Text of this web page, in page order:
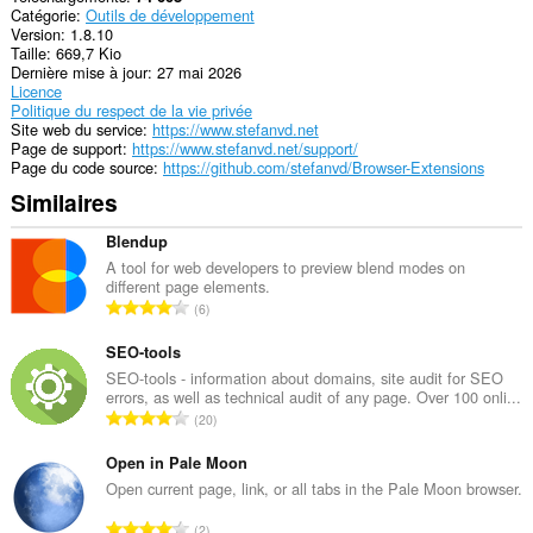
Catégorie Outils de développement
Version 1.8.10
Taille 669,7 Kio
Dernière mise à jour 27 mai 2026
Licence
Politique du respect de la vie privée
Site web du service https://www.stefanvd.net
Page de support https://www.stefanvd.net/support/
Page du code source https://github.com/stefanvd/Browser-Extensions
Similaires
Blendup
A tool for web developers to preview blend modes on
different page elements.
N
b
r
e
o
t
a
6
SEO-tools
SEO-tools - information about domains, site audit for SEO
errors, as well as technical audit of any page. Over 100 onli...
N
m
b
20
Open in Pale Moon
Open current page, link, or all tabs in the Pale Moon browser.
N